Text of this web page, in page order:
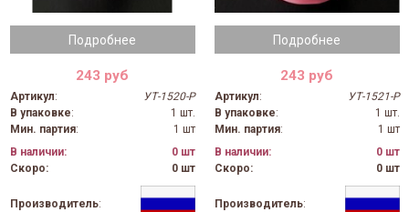
Подробнее
243 руб
Артикул:
УТ-1520-Р
В упаковке:
1 шт.
Мин. партия:
1 шт
В наличии:
0 шт
Скоро:
0 шт
Производитель:
Подробнее
243 руб
Артикул:
УТ-1521-Р
В упаковке:
1 шт.
Мин. партия:
1 шт
В наличии:
0 шт
Скоро:
0 шт
Производитель: